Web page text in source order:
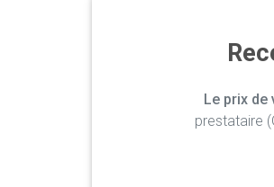
Le prix
prestataire